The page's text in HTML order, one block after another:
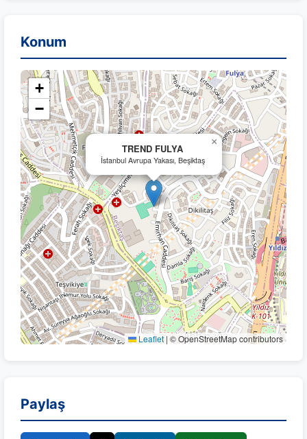
Konum
TREND FULYA
İstanbul Avrupa Yakası, Beşiktaş
×
+
−
Leaflet | © OpenStreetMap contributors
Paylaş